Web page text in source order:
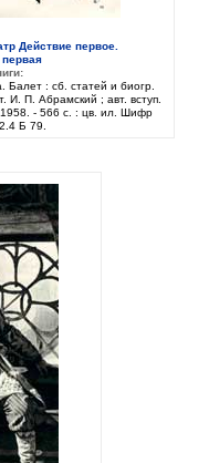
Действие первое.
первая
: сб. статей и биогр.
И. П. Абрамский ; авт. вступ.
- 566 с. : цв. ил. Шифр
Б 79.